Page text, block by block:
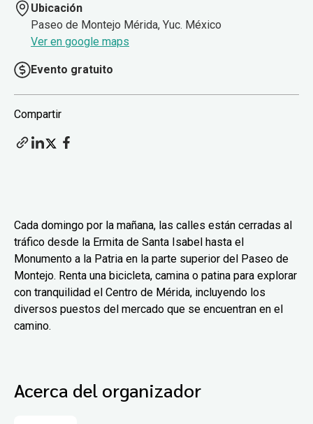
Ubicación
Paseo de Montejo Mérida, Yuc. México
Ver en google maps
Evento gratuito
Compartir
Cada domingo por la mañana, las calles están cerradas al
tráfico desde la Ermita de Santa Isabel hasta el
Monumento a la Patria en la parte superior del Paseo de
Montejo. Renta una bicicleta, camina o patina para explorar
con tranquilidad el Centro de Mérida, incluyendo los
diversos puestos del mercado que se encuentran en el
camino.
Acerca del organizador